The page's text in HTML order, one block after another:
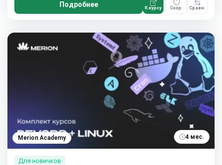
Подробнее К курсу Сохр. Сравн.
Merion Academy 4 мес.
Для новичков